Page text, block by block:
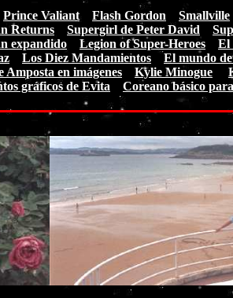
Prince Valiant Flash Gordon
Smallville
Returns
Supergirl de Peter David
expandido
Legion of Super-Heroes
El
Los Diez Mandamientos
El mundo
Amposta en imágenes
Kylie Minogue
gráficos de Evita
Coreano básico